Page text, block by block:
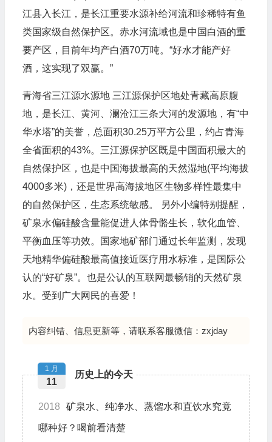
江县入长江，是长江重要水源补给河流和珍稀特有鱼
类国家级自然保护区。赤水河流域也是中国白酒的重
要产区，目前年均产白酒70万吨。“好水才能产好
酒，这实现了双赢。”
青海省三江源水源地 三江源保护区地处青藏高原腹
地，是长江、黄河、澜沧江三条大河的发源地，有“中
华水塔”的美誉，总面积30.25万平方公里，约占青海
全省面积的43%。三江源保护区既是中国面积最大的
自然保护区，也是中国海拔最高的天然湿地(平均海拔
4000多米)，还是世界高海拔地区生物多样性最集中
的自然保护区，生态系统敏感。 另外小编特别提醒，
矿泉水偏硅酸含量能促进人体骨骼生长，软化血管、
平衡血压等功效。国家地矿部门通过长年监测，发现
天地精华偏硅酸最高值接近医疗用水标准，是国际公
认的“好矿泉”。也是公认的互联网最畅销的天然矿泉
水。受到广大网民的喜爱！
内容纠错、信息更新等，请联系客服微信：zxjday
历史上的今天
1 月
11
2018 矿泉水、纯净水、蒸馏水和直饮水究竟
哪种好？喝前看清楚